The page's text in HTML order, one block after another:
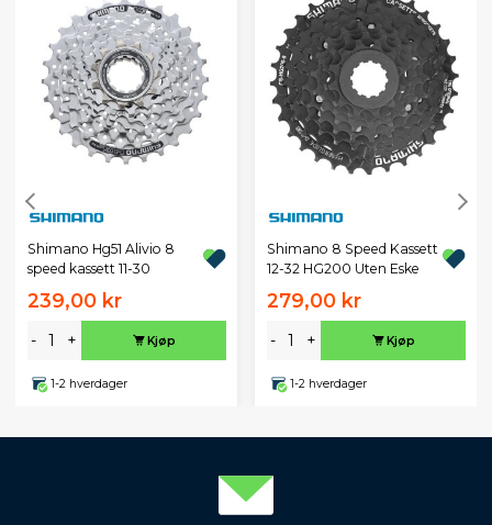
Shimano Hg51 Alivio 8
speed kassett 11-30
239,00 kr
- + Kjøp
1-2 hverdager
Shimano 8 Speed Kassett
12-32 HG200 Uten Eske
279,00 kr
- + Kjøp
1-2 hverdager